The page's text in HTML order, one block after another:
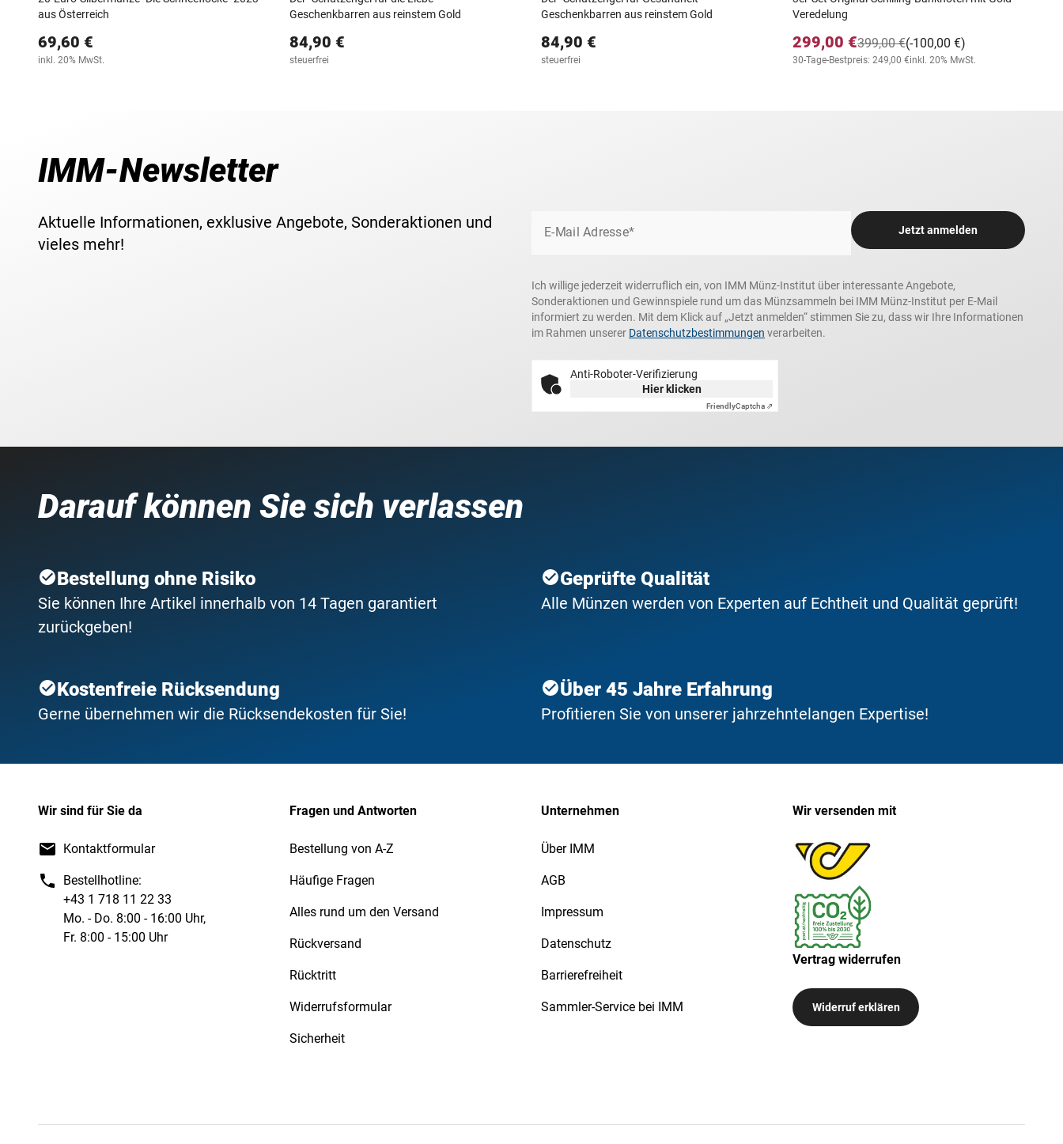
aus Österreich
69,60 €
inkl. 20% MwSt.
Geschenkbarren aus reinstem Gold
84,90 €
steuerfrei
Geschenkbarren aus reinstem Gold
84,90 €
steuerfrei
Veredelung
299,00 € (-100,00 €)
399,00 €
30-Tage-Bestpreis: 249,00 €inkl. 20% MwSt.
IMM-Newsletter
Aktuelle Informationen, exklusive Angebote, Sonderaktionen und
vieles mehr!
E-Mail Adresse* Jetzt anmelden
Ich willige jederzeit widerruflich ein, von IMM Münz-Institut über interessante Angebote,
Sonderaktionen und Gewinnspiele rund um das Münzsammeln bei IMM Münz-Institut per E-Mail
informiert zu werden. Mit dem Klick auf „Jetzt anmelden“ stimmen Sie zu, dass wir Ihre Informationen
im Rahmen unserer Datenschutzbestimmungen verarbeiten.
Anti-Roboter-Verifizierung
Hier klicken
FriendlyCaptcha ⇗
Darauf können Sie sich verlassen
Bestellung ohne Risiko
Sie können Ihre Artikel innerhalb von 14 Tagen garantiert
zurückgeben!
Geprüfte Qualität
Alle Münzen werden von Experten auf Echtheit und Qualität geprüft!
Kostenfreie Rücksendung
Gerne übernehmen wir die Rücksendekosten für Sie!
Über 45 Jahre Erfahrung
Profitieren Sie von unserer jahrzehntelangen Expertise!
Wir sind für Sie da
Kontaktformular
Bestellhotline:
+43 1 718 11 22 33
Mo. - Do. 8:00 - 16:00 Uhr,
Fr. 8:00 - 15:00 Uhr
Fragen und Antworten
Bestellung von A-Z
Häufige Fragen
Alles rund um den Versand
Rückversand
Rücktritt
Widerrufsformular
Sicherheit
Unternehmen
Über IMM
AGB
Impressum
Datenschutz
Barrierefreiheit
Sammler-Service bei IMM
Wir versenden mit
Vertrag widerrufen
Widerruf erklären